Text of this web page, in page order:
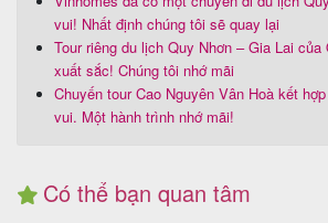
vui! Nhất định chúng tôi sẽ quay lại
Tour riêng du lịch Quy Nhơn – Gia Lai của
xuất sắc! Chúng tôi nhớ mãi
Chuyến tour Cao Nguyên Vân Hoà kết
vui. Một hành trình nhớ mãi!
Có thể bạn quan tâm